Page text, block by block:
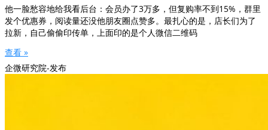
他一脸愁容地给我看后台：会员办了3万多，但复购率不到15%，群里
发个优惠券，阅读量还没他朋友圈点赞多。最扎心的是，店长们为了
拉新，自己偷偷印传单，上面印的是个人微信二维码
查看 »
企微研究院-发布